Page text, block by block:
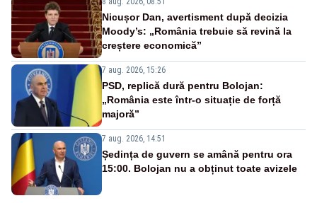
Nicușor Dan, avertisment după decizia
Moody’s: „România trebuie să revină la
creștere economică”
7 aug. 2026, 15:26
PSD, replică dură pentru Bolojan:
„România este într-o situație de forță
majoră”
7 aug. 2026, 14:51
Ședința de guvern se amână pentru ora
15:00. Bolojan nu a obținut toate avizele